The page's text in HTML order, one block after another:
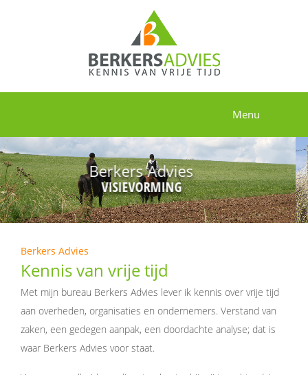
Menu
Berkers Advies
VISIEVORMING
Berkers Advies
Kennis van vrije tijd
Met mijn bureau Berkers Advies lever ik kennis over vrije tijd
aan overheden, organisaties en ondernemers. Verstand van
zaken, een gedegen aanpak, een doordachte analyse; dat is
waar Berkers Advies voor staat.